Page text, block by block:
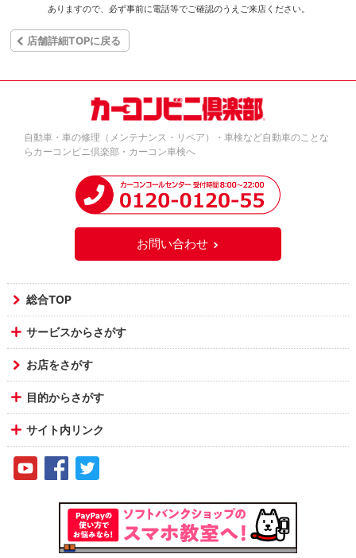
ありますので、必ず事前に電話等でご確認のうえご来店ください。
店舗詳細TOPに戻る
自動車・車の修理（メンテナンス・リペア）・車検など自動車のことな
らカーコンビニ倶楽部・カーコン車検へ
お問い合わせ
総合TOP
サービスからさがす
お店をさがす
目的からさがす
サイト内リンク